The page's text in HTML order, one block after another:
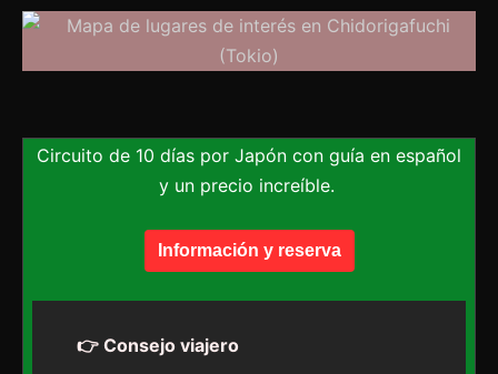
Circuito de 10 días por Japón con guía en español
y un precio increíble.
Información y reserva
👉 Consejo viajero